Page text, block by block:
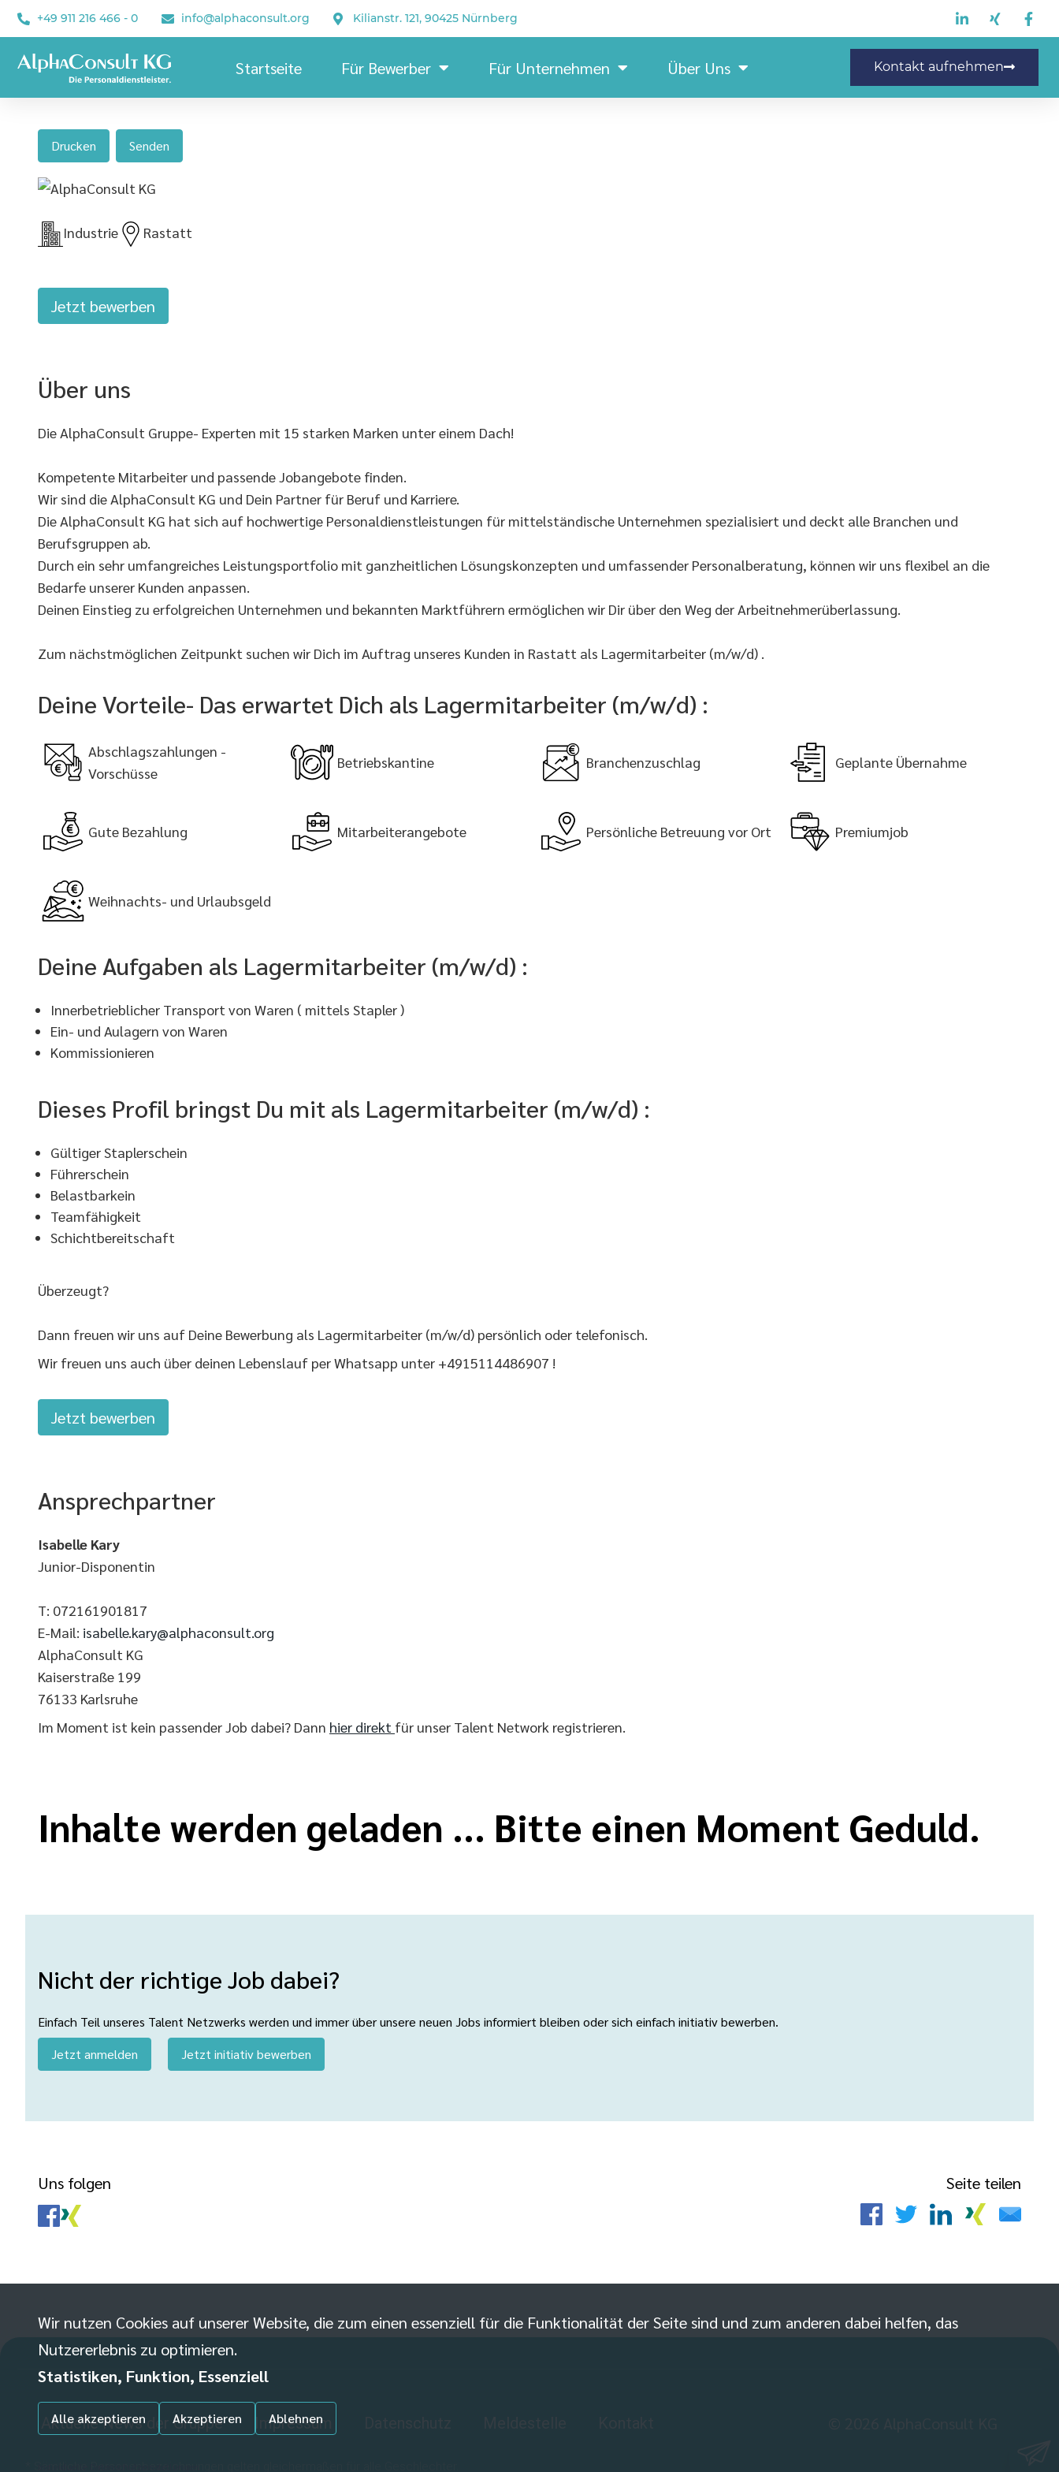
+49 911 216 466 - 0 info@alphaconsult.org Kilianstr. 121, 90425 Nürnberg
Startseite Für Bewerber Für Unternehmen Über Uns Kontakt aufnehmen
Drucken Senden
Industrie Rastatt
Jetzt bewerben
Über uns
Die AlphaConsult Gruppe- Experten mit 15 starken Marken unter einem Dach!
Kompetente Mitarbeiter und passende Jobangebote finden.
Wir sind die AlphaConsult KG und Dein Partner für Beruf und Karriere.
Die AlphaConsult KG hat sich auf hochwertige Personaldienstleistungen für mittelständische Unternehmen spezialisiert und deckt alle Branchen und
Berufsgruppen ab.
Durch ein sehr umfangreiches Leistungsportfolio mit ganzheitlichen Lösungskonzepten und umfassender Personalberatung, können wir uns flexibel an die
Bedarfe unserer Kunden anpassen.
Deinen Einstieg zu erfolgreichen Unternehmen und bekannten Marktführern ermöglichen wir Dir über den Weg der Arbeitnehmerüberlassung.
Zum nächstmöglichen Zeitpunkt suchen wir Dich im Auftrag unseres Kunden in Rastatt als Lagermitarbeiter (m/w/d) .
Deine Vorteile- Das erwartet Dich als Lagermitarbeiter (m/w/d) :
Abschlagszahlungen -
Vorschüsse
Betriebskantine Branchenzuschlag Geplante Übernahme
Gute Bezahlung Mitarbeiterangebote Persönliche Betreuung vor Ort Premiumjob
Weihnachts- und Urlaubsgeld
Deine Aufgaben als Lagermitarbeiter (m/w/d) :
Innerbetrieblicher Transport von Waren ( mittels Stapler )
Ein- und Aulagern von Waren
Kommissionieren
Dieses Profil bringst Du mit als Lagermitarbeiter (m/w/d) :
Gültiger Staplerschein
Führerschein
Belastbarkein
Teamfähigkeit
Schichtbereitschaft
Überzeugt?
Dann freuen wir uns auf Deine Bewerbung als Lagermitarbeiter (m/w/d) persönlich oder telefonisch.
Wir freuen uns auch über deinen Lebenslauf per Whatsapp unter +4915114486907 !
Jetzt bewerben
Ansprechpartner
Isabelle Kary
Junior-Disponentin
T: 072161901817
E-Mail: isabelle.kary@alphaconsult.org
AlphaConsult KG
Kaiserstraße 199
76133 Karlsruhe
Im Moment ist kein passender Job dabei? Dann hier direkt für unser Talent Network registrieren.
Inhalte werden geladen ... Bitte einen Moment Geduld.
Nicht der richtige Job dabei?
Einfach Teil unseres Talent Netzwerks werden und immer über unsere neuen Jobs informiert bleiben oder sich einfach initiativ bewerben.
Jetzt anmelden
Jetzt initiativ bewerben
Uns folgen Seite teilen
Aktuelle News der Gruppe Impressum
Wir nutzen Cookies auf unserer Website, die zum einen essenziell für die Funktionalität der Seite sind und zum anderen dabei helfen, das
Nutzererlebnis zu optimieren.
Statistiken, Funktion, Essenziell
Ablehnen
Alle akzeptieren Akzeptieren